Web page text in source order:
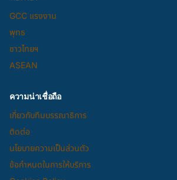
GCC แรงงาน
พุทธ
ชาวไทยฯ
ASEAN
ความน่าเชื่อถือ
เกี่ยวกับทีมบรรณาธิการ
ติดต่อ
นโยบายความเป็นส่วนตัว
ข้อกำหนดในการให้บริการ